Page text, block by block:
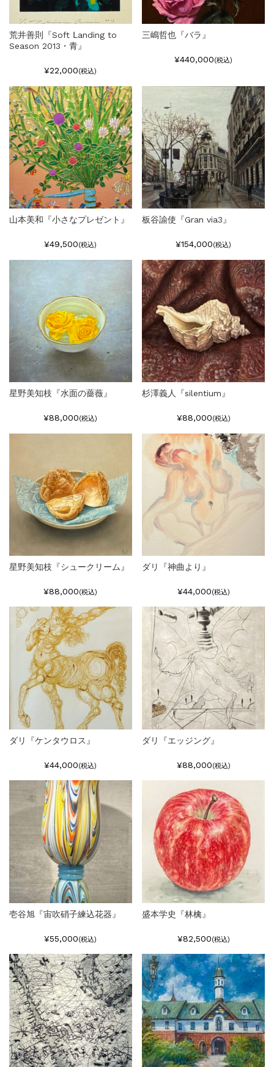
荒井善則『Soft Ⅼanding to
Season 2013・青』
¥22,000(税込)
三嶋哲也『バラ』
¥440,000(税込)
山本美和『小さなプレゼント』
¥49,500(税込)
板谷諭使『Gran via3』
¥154,000(税込)
星野美知枝『水面の薔薇』
¥88,000(税込)
杉澤義人『silentium』
¥88,000(税込)
星野美知枝『シュークリーム』
¥88,000(税込)
ダリ『神曲より』
¥44,000(税込)
ダリ『ケンタウロス』
¥44,000(税込)
ダリ『エッジング』
¥88,000(税込)
壱谷旭『宙吹硝子練込花器』
¥55,000(税込)
盛本学史『林檎』
¥82,500(税込)